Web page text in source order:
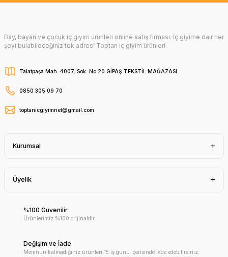
Bay, bayan ve çocuk iç giyim ürünleri online satış firması. İç giyime dair her
şeyi bulabileceğiniz tek adres! Toptan iç giyim ürünleri.
Talatpaşa Mah. 4007. Sok. No:20 GİPAŞ TEKSTİL MAĞAZASI
0850 305 09 70
toptanicgiyimnet@gmail.com
Kurumsal
Üyelik
%100 Güvenilir
Ürünlerimiz %100 orijinaldir.
Değişim ve İade
Memnun kalmadığınız ürünleri 15 iş günü içerisinde iade edebilirsiniz.